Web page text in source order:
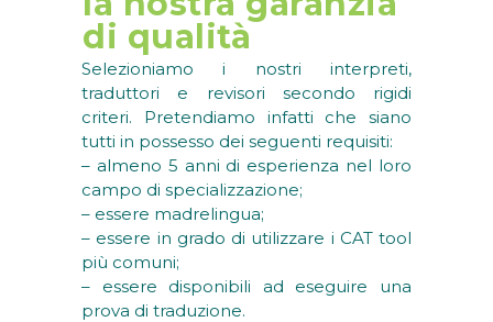
di qualità
Selezioniamo i nostri interpreti,
traduttori e revisori secondo rigidi
criteri. Pretendiamo infatti che siano
tutti in possesso dei seguenti requisiti:
– almeno 5 anni di esperienza nel loro
campo di specializzazione;
– essere madrelingua;
– essere in grado di utilizzare i CAT tool
più comuni;
– essere disponibili ad eseguire una
prova di traduzione.